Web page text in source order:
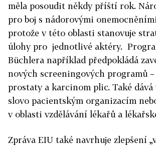
měla posoudit někdy příští rok.
pro boj s nádorovými
protože v této oblasti stanovuje
úlohy pro jednotlivé aktéry.
Büchlera například předpokládá
nových screeningových programů
prostaty a karcinom plic. Také dává
slovo pacientským organizacím
v oblasti vzdělávání lékařů a
Zpráva EIU také navrhuje zlepšení